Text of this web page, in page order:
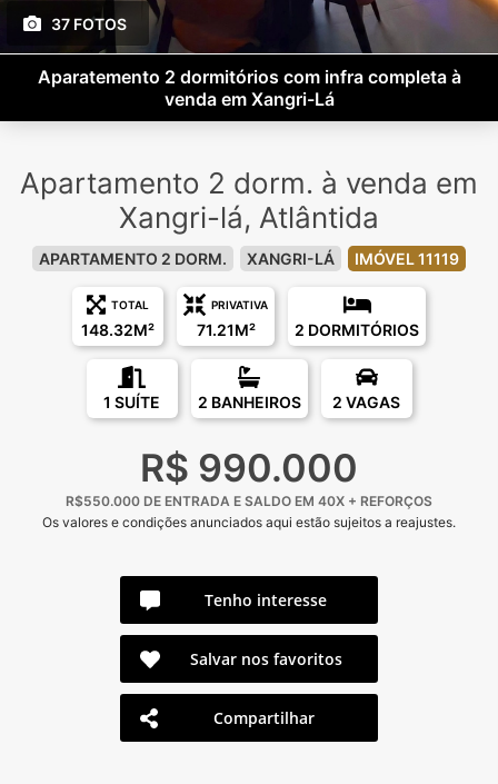
37 FOTOS
Aparatemento 2 dormitórios com infra completa à
venda em Xangri-Lá
Apartamento 2 dorm. à venda em
Xangri-lá, Atlântida
APARTAMENTO 2 DORM. XANGRI-LÁ IMÓVEL 11119
TOTAL
148.32M²
PRIVATIVA
71.21M² 2 DORMITÓRIOS
1 SUÍTE 2 BANHEIROS 2 VAGAS
R$ 990.000
R$550.000 DE ENTRADA E SALDO EM 40X + REFORÇOS
Os valores e condições anunciados aqui estão sujeitos a reajustes.
Tenho interesse
Salvar nos favoritos
Compartilhar